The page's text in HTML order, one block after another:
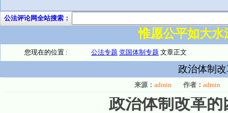
公法评论网全站搜索：
惟愿公平如大
您现在的位置 : 公法专题 党国体制专题 文章正文
政治体制
来源： admin 作者： admin
政治体制改革